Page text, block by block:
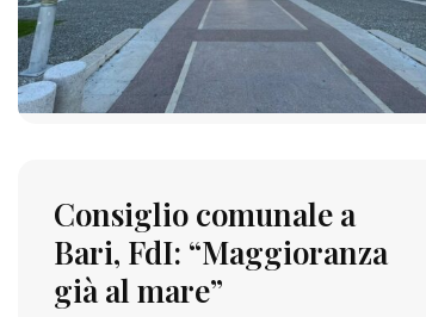
Consiglio comunale a
Bari, FdI: “Maggioranza
già al mare”